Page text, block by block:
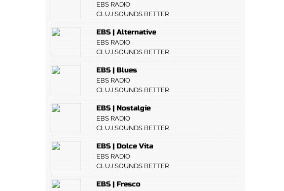
EBS RADIO
CLUJ SOUNDS BETTER
EBS | Alternative
EBS RADIO
CLUJ SOUNDS BETTER
EBS | Blues
EBS RADIO
CLUJ SOUNDS BETTER
EBS | Nostalgie
EBS RADIO
CLUJ SOUNDS BETTER
EBS | Dolce Vita
EBS RADIO
CLUJ SOUNDS BETTER
EBS | Fresco